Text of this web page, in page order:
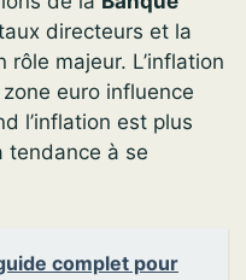
directeurs et la
majeur. L’inflation
euro influence
l’inflation est plus
tendance à se
complet pour